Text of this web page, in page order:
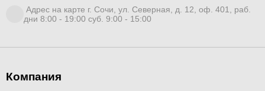
Адрес на карте г. Сочи, ул. Северная, д. 12, оф. 401, раб.
дни 8:00 - 19:00 суб. 9:00 - 15:00
Компания